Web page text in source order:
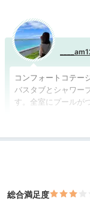
コンフォートコテー
バスタブとシャワー
す。全室にプールが
16:00
総合満足度